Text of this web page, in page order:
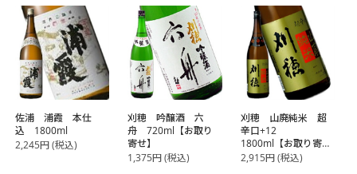
佐浦 浦霞 本仕
込 1800ml
2,245円(税込)
刈穂 吟醸酒 六
舟 720ml【お取り
寄せ】
1,375円(税込)
刈穂 山廃純米 超
辛口+12
1800ml【お取り寄
せ】
2,915円(税込)